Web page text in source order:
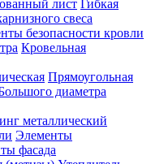
лист Гибкая
свеса
безопасности кровли
Кровельная
Прямоугольная
диаметра
металлический
Элементы
фасада